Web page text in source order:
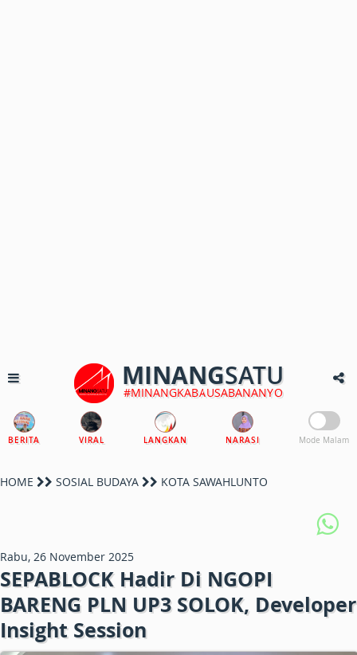
MINANGSATU
#MINANGKABAUSABANANYO
BERITA VIRAL LANGKAN NARASI Mode Malam
HOME SOSIAL BUDAYA KOTA SAWAHLUNTO
Rabu, 26 November 2025
SEPABLOCK Hadir Di NGOPI
BARENG PLN UP3 SOLOK, Developer
Insight Session